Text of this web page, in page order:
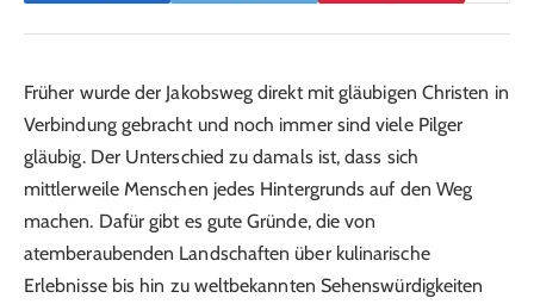
Früher wurde der Jakobsweg direkt mit gläubigen Christen in
Verbindung gebracht und noch immer sind viele Pilger
gläubig. Der Unterschied zu damals ist, dass sich
mittlerweile Menschen jedes Hintergrunds auf den Weg
machen. Dafür gibt es gute Gründe, die von
atemberaubenden Landschaften über kulinarische
Erlebnisse bis hin zu weltbekannten Sehenswürdigkeiten